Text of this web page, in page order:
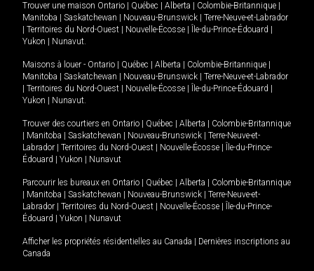
Trouver une maison Ontario Québec Alberta Colombie-Britannique
Manitoba
Saskatchewan Nouveau-Brunswick
Terre-Neuve-et-Labrador
Territoires du Nord-Ouest Nouvelle-Écosse Île-du-Prince-Édouard
Yukon
Nunavut.
Maisons à louer - Ontario Québec Alberta Colombie-Britannique
Manitoba
Saskatchewan Nouveau-Brunswick
Terre-Neuve-et-Labrador
Territoires du Nord-Ouest Nouvelle-Écosse Île-du-Prince-Édouard
Yukon
Nunavut.
Trouver des courtiers en Ontario Québec Alberta
Colombie-Britannique
Manitoba Saskatchewan Nouveau-Brunswick
Terre-Neuve-et-
Labrador
Territoires du Nord-Ouest Nouvelle-Écosse
Île-du-Prince-
Édouard
Yukon Nunavut
Parcourir les bureaux en Ontario Québec Alberta
Colombie-Britannique
Manitoba Saskatchewan Nouveau-Brunswick
Terre-Neuve-et-
Labrador
Territoires du Nord-Ouest Nouvelle-Écosse
Île-du-Prince-
Édouard
Yukon Nunavut
Afficher les propriétés résidentielles au Canada
Dernières inscriptions au
Canada